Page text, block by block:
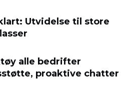
Utvidelse til store
alle bedrifter
proaktive chatter